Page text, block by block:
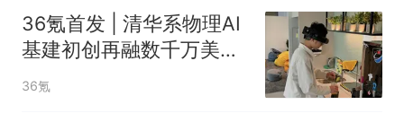
36氪首发 | 清华系物理AI
基建初创再融数千万美
元，数据设备进入全球化
36氪